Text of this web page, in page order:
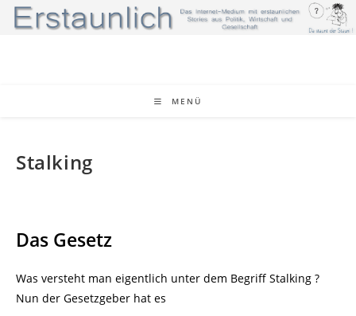
Zum
Inhalt
MENÜ
Stalking
Das Gesetz
Was versteht man eigentlich unter dem Begriff Stalking ?
Nun der Gesetzgeber hat es